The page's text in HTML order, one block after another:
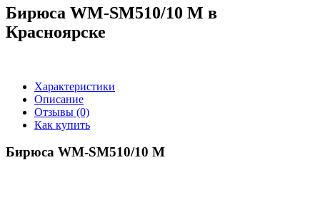
Бирюса WM-SM510/10 M в
Красноярске
Характеристики
Описание
Отзывы (0)
Как купить
Бирюса WM-SM510/10 M